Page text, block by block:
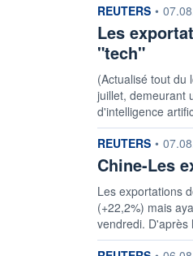
information
REUTERS •
Les
"tech"
(Actualisé tout du
juillet, demeurant
d'intelligence
information
REUTERS •
Chine-Les
Les exportations
(+22,2%) mais
vendredi. D'après